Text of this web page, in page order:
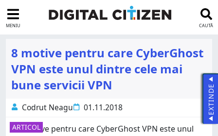
MENIU CAUTĂ
8 motive pentru care CyberGhost
VPN este unul dintre cele mai
bune servicii VPN
Codrut Neagu 01.11.2018
ARTICOL
EXTINDE